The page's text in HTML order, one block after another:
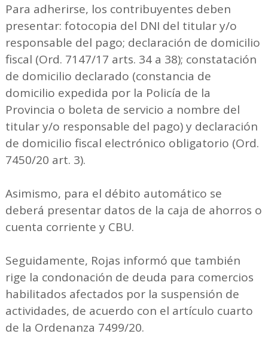
Para adherirse, los contribuyentes deben
presentar: fotocopia del DNI del titular y/o
responsable del pago; declaración de domicilio
fiscal (Ord. 7147/17 arts. 34 a 38); constatación
de domicilio declarado (constancia de
domicilio expedida por la Policía de la
Provincia o boleta de servicio a nombre del
titular y/o responsable del pago) y declaración
de domicilio fiscal electrónico obligatorio (Ord.
7450/20 art. 3).
Asimismo, para el débito automático se
deberá presentar datos de la caja de ahorros o
cuenta corriente y CBU.
Seguidamente, Rojas informó que también
rige la condonación de deuda para comercios
habilitados afectados por la suspensión de
actividades, de acuerdo con el artículo cuarto
de la Ordenanza 7499/20.